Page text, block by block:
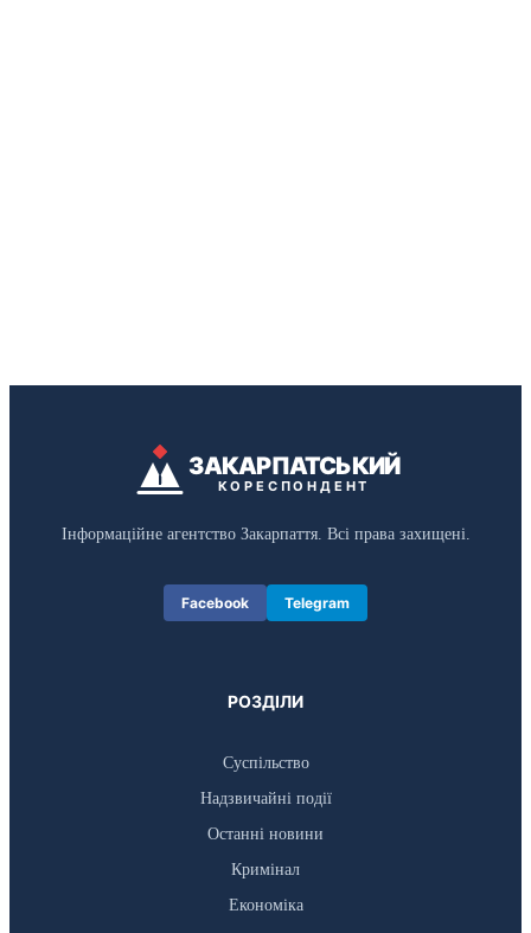
ЗАКАРПАТСЬКИЙ
КОРЕСПОНДЕНТ
Інформаційне агентство Закарпаття. Всі права захищені.
Facebook Telegram
РОЗДІЛИ
Суспільство
Надзвичайні події
Останні новини
Кримінал
Економіка